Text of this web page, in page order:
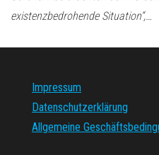
existenzbedrohende Situation“,…
Impressum
Datenschutzerklärung
Allgemeine